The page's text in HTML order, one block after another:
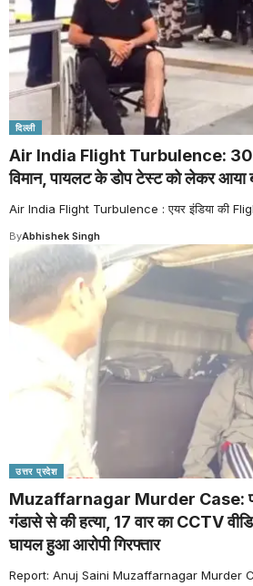
दिल्ली
Air India Flight Turbulence: 300
विमान, पायलट के डोप टेस्ट को लेकर आया
Air India Flight Turbulence : एयर इंडिया की
ByAbhishek Singh
उत्तर प्रदेश
Muzaffarnagar Murder Case:
गंडासे से की हत्या, 17 वार का CCTV
घायल हुआ आरोपी गिरफ्तार
Report: Anuj Saini Muzaffarnagar Murder